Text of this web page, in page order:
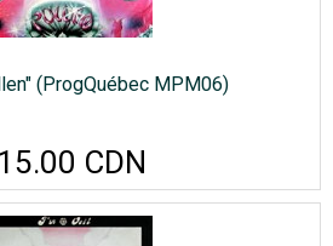
(ProgQuébec MPM06)
CDN